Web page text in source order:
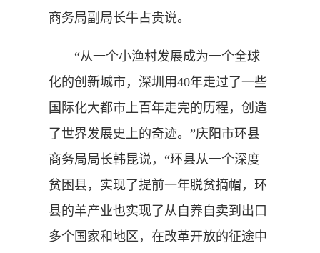
商务局副局长牛占贵说。
“从一个小渔村发展成为一个全球
化的创新城市，深圳用40年走过了一些
国际化大都市上百年走完的历程，创造
了世界发展史上的奇迹。”庆阳市环县
商务局局长韩昆说，“环县从一个深度
贫困县，实现了提前一年脱贫摘帽，环
县的羊产业也实现了从自养自卖到出口
多个国家和地区，在改革开放的征途中